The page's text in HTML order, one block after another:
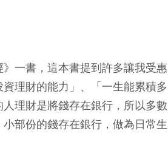
一書，這本書提到許多讓我受惠
理財的能力」、「一生能累積多
理財是將錢存在銀行，所以多數
部份的錢存在銀行，做為日常生